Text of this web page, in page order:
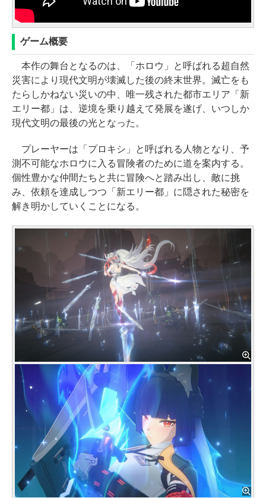
ゲーム概要
本作の舞台となるのは、「ホロウ」と呼ばれる超自然
災害により現代文明が壊滅した後の終末世界。滅亡をも
たらしかねない災いの中、唯一残された都市エリア「新
エリー都」は、逆境を乗り越えて発展を遂げ、いつしか
現代文明の最後の光となった。
プレーヤーは「プロキシ」と呼ばれる人物となり、予
測不可能なホロウに入る冒険者のために道を案内する。
個性豊かな仲間たちと共に冒険へと踏み出し、敵に挑
み、依頼を達成しつつ「新エリー都」に隠された秘密を
解き明かしていくことになる。